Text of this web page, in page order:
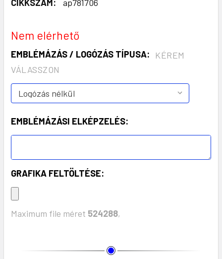
CIKKSZÁM: ap781706
Nem elérhető
EMBLÉMÁZÁS / LOGÓZÁS TÍPUSA:
KÉREM
VÁLASSZON
EMBLÉMÁZÁSI ELKÉPZELÉS:
GRAFIKA FELTÖLTÉSE:
Maximum file méret 524288,